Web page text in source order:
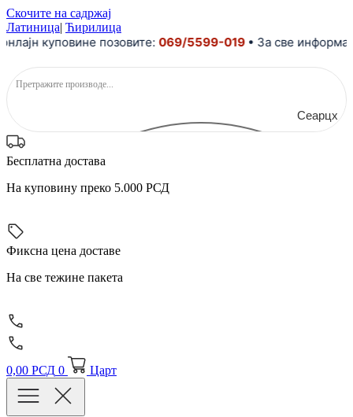
Скочите на садржај
Латиница| Ћирилица
куповине позовите:069/5599-019• За све
Сеарцх
Бесплатна достава
На куповину преко 5.000 РСД
Фиксна цена доставе
На све тежине пакета
0,00 РСД 0 Царт